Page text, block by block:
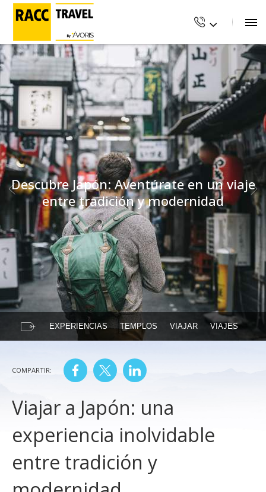
EXPERIENCIAS TEMPLOS VIAJAR VIAJES
Descubre Japón: Aventúrate en un viaje
entre tradición y modernidad
ARTÍCULO ANTERIOR
Playas con historia: 6
destinos para viajar en
el tiempo
ARTÍCULO SIGUIENTE
Las mejores puestas
de sol del mundo
COMPARTIR:
Viajar a Japón: una
experiencia inolvidable
entre tradición y